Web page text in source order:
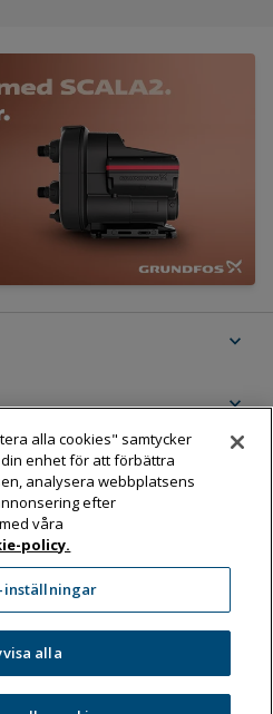
expand_more
expand_more
AB
11 BROMMA
583 595 00
alla cookies" samtycker
enhet för att förbättra
analysera webbplatsens
efter
våra
policy.
inställningar
alla